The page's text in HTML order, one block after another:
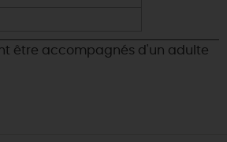
être accompagnés d'un adulte